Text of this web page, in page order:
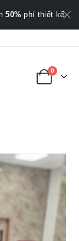
50% phí thiết kế.
0